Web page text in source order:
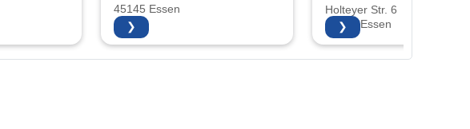
45145 Essen
❯
Holteyer Str. 6
45289 Essen
❯